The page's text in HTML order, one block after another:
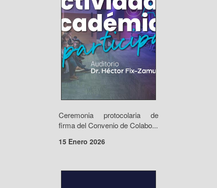
Ceremonia protocolaria de
firma del Convenio de Colabo...
15 Enero 2026